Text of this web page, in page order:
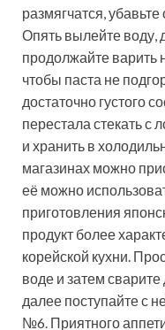
размягчатся,
Опять вылейте воду,
продолжайте варить
чтобы паста не
достаточно густого
перестала стекать с
и хранить в
магазинах можно
её можно
приготовления
продукт более
корейской кухни.
воде и затем
далее поступайте с
№6. Приятного